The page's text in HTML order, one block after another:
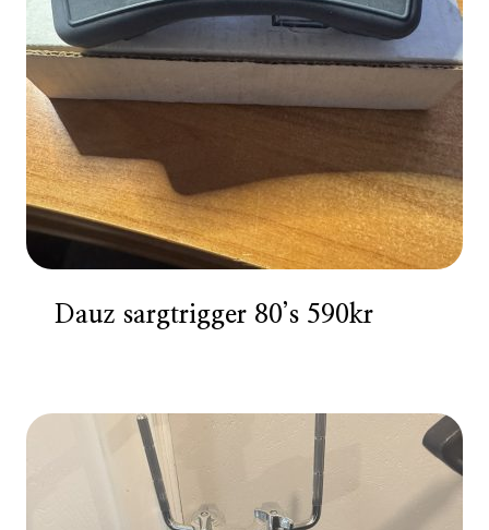
Dauz sargtrigger 80’s 590kr